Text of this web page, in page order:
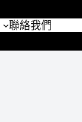
聯絡我們